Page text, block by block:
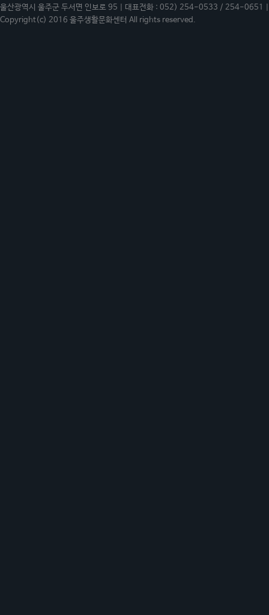
울산광역시 울주군 두서면 인보로 95 | 대표전화 : 052) 254-0533 / 254-
Copyright(c) 2016 울주생활문화센터 All rights reserved.